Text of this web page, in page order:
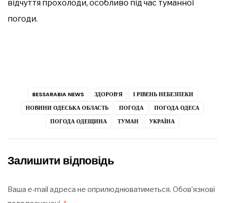
відчуття прохолоди, особливо під час туманної
погоди.
BESSARABIA NEWS ЗДОРОВ’Я
І РІВЕНЬ НЕБЕЗПЕКИ
НОВИНИ ОДЕСЬКА ОБЛАСТЬ
ПОГОДА
ПОГОДА ОДЕСА
ПОГОДА ОДЕЩИНА
ТУМАН УКРАЇНА
Залишити відповідь
Ваша e-mail адреса не оприлюднюватиметься. Обов’язкові